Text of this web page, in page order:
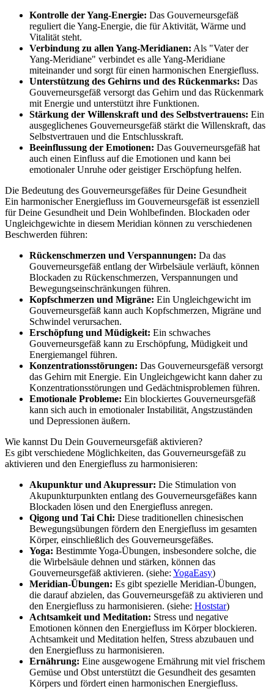
Kontrolle der Yang-Energie: Das Gouverneursgefäß
reguliert die Yang-Energie, die für Aktivität, Wärme und
Vitalität steht.
Verbindung zu allen Yang-Meridianen: Als "Vater der
Yang-Meridiane" verbindet es alle Yang-Meridiane
miteinander und sorgt für einen harmonischen Energiefluss.
Unterstützung des Gehirns und des Rückenmarks: Das
Gouverneursgefäß versorgt das Gehirn und das Rückenmark
mit Energie und unterstützt ihre Funktionen.
Stärkung der Willenskraft und des Selbstvertrauens: Ein
ausgeglichenes Gouverneursgefäß stärkt die Willenskraft, das
Selbstvertrauen und die Entschlusskraft.
Beeinflussung der Emotionen: Das Gouverneursgefäß hat
auch einen Einfluss auf die Emotionen und kann bei
emotionaler Unruhe oder geistiger Erschöpfung helfen.
Die Bedeutung des Gouverneursgefäßes für Deine Gesundheit
Ein harmonischer Energiefluss im Gouverneursgefäß ist essenziell
für Deine Gesundheit und Dein Wohlbefinden. Blockaden oder
Ungleichgewichte in diesem Meridian können zu verschiedenen
Beschwerden führen:
Rückenschmerzen und Verspannungen: Da das
Gouverneursgefäß entlang der Wirbelsäule verläuft, können
Blockaden zu Rückenschmerzen, Verspannungen und
Bewegungseinschränkungen führen.
Kopfschmerzen und Migräne: Ein Ungleichgewicht im
Gouverneursgefäß kann auch Kopfschmerzen, Migräne und
Schwindel verursachen.
Erschöpfung und Müdigkeit: Ein schwaches
Gouverneursgefäß kann zu Erschöpfung, Müdigkeit und
Energiemangel führen.
Konzentrationsstörungen: Das Gouverneursgefäß versorgt
das Gehirn mit Energie. Ein Ungleichgewicht kann daher zu
Konzentrationsstörungen und Gedächtnisproblemen führen.
Emotionale Probleme: Ein blockiertes Gouverneursgefäß
kann sich auch in emotionaler Instabilität, Angstzuständen
und Depressionen äußern.
Wie kannst Du Dein Gouverneursgefäß aktivieren?
Es gibt verschiedene Möglichkeiten, das Gouverneursgefäß zu
aktivieren und den Energiefluss zu harmonisieren:
Akupunktur und Akupressur: Die Stimulation von
Akupunkturpunkten entlang des Gouverneursgefäßes kann
Blockaden lösen und den Energiefluss anregen.
Qigong und Tai Chi: Diese traditionellen chinesischen
Bewegungsübungen fördern den Energiefluss im gesamten
Körper, einschließlich des Gouverneursgefäßes.
Yoga: Bestimmte Yoga-Übungen, insbesondere solche, die
die Wirbelsäule dehnen und stärken, können das
Gouverneursgefäß aktivieren. (siehe: YogaEasy)
Meridian-Übungen: Es gibt spezielle Meridian-Übungen,
die darauf abzielen, das Gouverneursgefäß zu aktivieren und
den Energiefluss zu harmonisieren. (siehe: Hoststar)
Achtsamkeit und Meditation: Stress und negative
Emotionen können den Energiefluss im Körper blockieren.
Achtsamkeit und Meditation helfen, Stress abzubauen und
den Energiefluss zu harmonisieren.
Ernährung: Eine ausgewogene Ernährung mit viel frischem
Gemüse und Obst unterstützt die Gesundheit des gesamten
Körpers und fördert einen harmonischen Energiefluss.